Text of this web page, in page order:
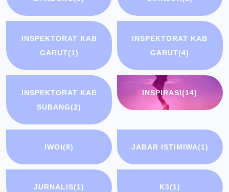
INSPEKTORAT KAB
GARUT(1)
INSPEKTORAT KAB
GARUT(4)
INSPEKTORAT KAB
SUBANG(2)
INSPIRASI(14)
IWOI(8) JABAR ISTIMIWA(1)
JURNALIS(1) K3(1)